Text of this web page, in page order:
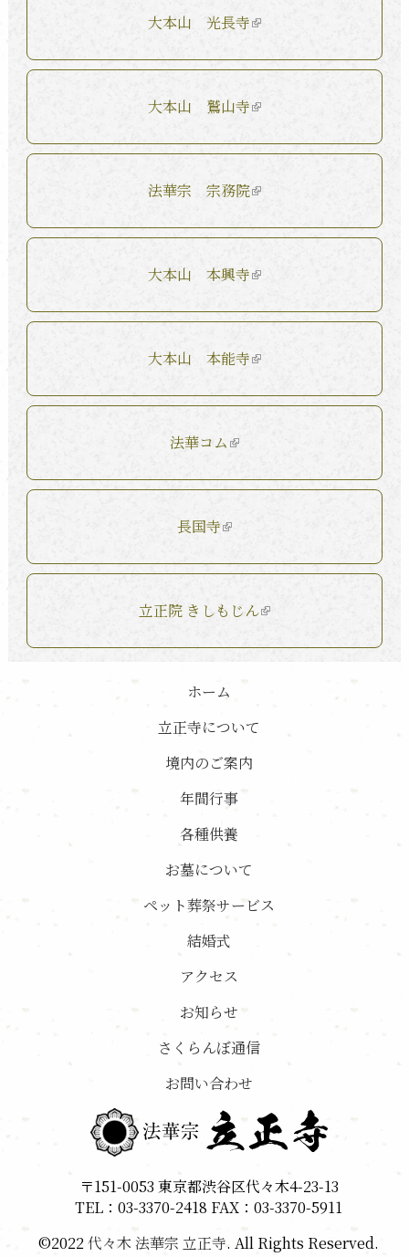
大本山 光長寺
大本山 鷲山寺
法華宗 宗務院
大本山 本興寺
大本山 本能寺
法華コム
長国寺
立正院 きしもじん
ホーム
立正寺について
境内のご案内
年間行事
各種供養
お墓について
ペット葬祭サービス
結婚式
アクセス
お知らせ
さくらんぼ通信
お問い合わせ
〒151-0053 東京都渋谷区代々木4-23-13
TEL：03-3370-2418 FAX：03-3370-5911
©2022代々木 法華宗 立正寺. All Rights Reserved.